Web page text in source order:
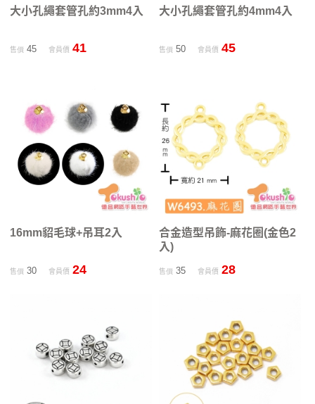
大小孔繩套管孔約3mm4入
售價45 會員價 41
大小孔繩套管孔約4mm4入
售價 50 會員價 45
16mm貂毛球+吊耳2入
售價30 會員價 24
合金造型吊飾-麻花圈(金色2
入)
售價 35 會員價 28